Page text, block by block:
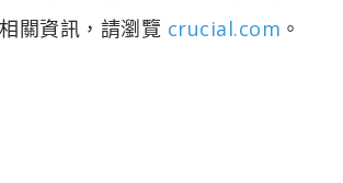
關資訊，請瀏覽 crucial.com 。